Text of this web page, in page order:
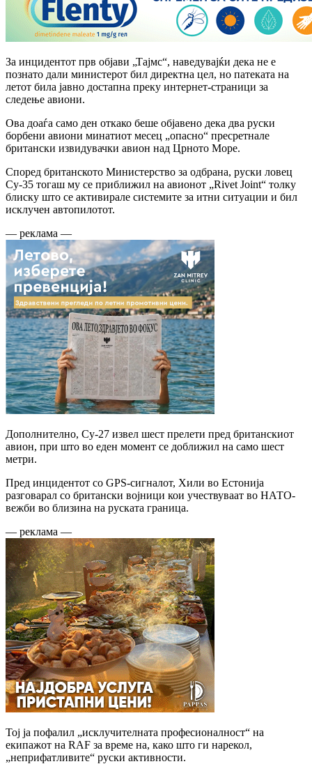
За инцидентот прв објави „Тајмс“, наведувајќи дека не е
познато дали министерот бил директна цел, но патеката на
летот била јавно достапна преку интернет-страници за
следење авиони.
Ова доаѓа само ден откако беше објавено дека два руски
борбени авиони минатиот месец „опасно“ пресретнале
британски извидувачки авион над Црното Море.
Според британското Министерство за одбрана, руски ловец
Су-35 тогаш му се приближил на авионот „Rivet Joint“ толку
блиску што се активирале системите за итни ситуации и бил
исклучен автопилотот.
— реклама —
Дополнително, Су-27 извел шест прелети пред британскиот
авион, при што во еден момент се доближил на само шест
метри.
Пред инцидентот со GPS-сигналот, Хили во Естонија
разговарал со британски војници кои учествуваат во НАТО-
вежби во близина на руската граница.
— реклама —
Тој ја пофалил „исклучителната професионалност“ на
екипажот на RAF за време на, како што ги нарекол,
„неприфатливите“ руски активности.